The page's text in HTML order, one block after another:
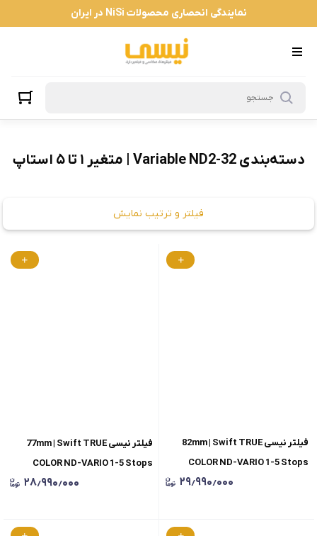
نمایندگی انحصاری محصولات NiSi در ایران
دسته‌بندی Variable ND2-32 | متغیر ۱ تا ۵ استاپ
فیلتر و ترتیب نمایش
فیلتر نیسی 82mm | Swift TRUE
COLOR ND-VARIO 1-5 Stops
۲۹٫۹۹۰٫۰۰۰
فیلتر نیسی 77mm | Swift TRUE
COLOR ND-VARIO 1-5 Stops
۲۸٫۹۹۰٫۰۰۰